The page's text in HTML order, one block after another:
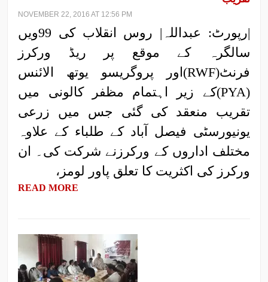
NOVEMBER 22, 2016 AT 12:56 PM
|رپورٹ: عبداللہ| روس انقلاب کی 99ویں
سالگرہ کے موقع پر ریڈ ورکرز
فرنٹ(RWF)اور پروگریسو یوتھ الائنس
(PYA)کے زیر اہتمام مظفر کالونی میں
تقریب منعقد کی گئی جس میں زرعی
یونیورسٹی فیصل آباد کے طلباء کے علاوہ
مختلف اداروں کے ورکرزنے شرکت کی۔ ان
ورکرز کی اکثریت کا تعلق پاور لومز،
READ MORE